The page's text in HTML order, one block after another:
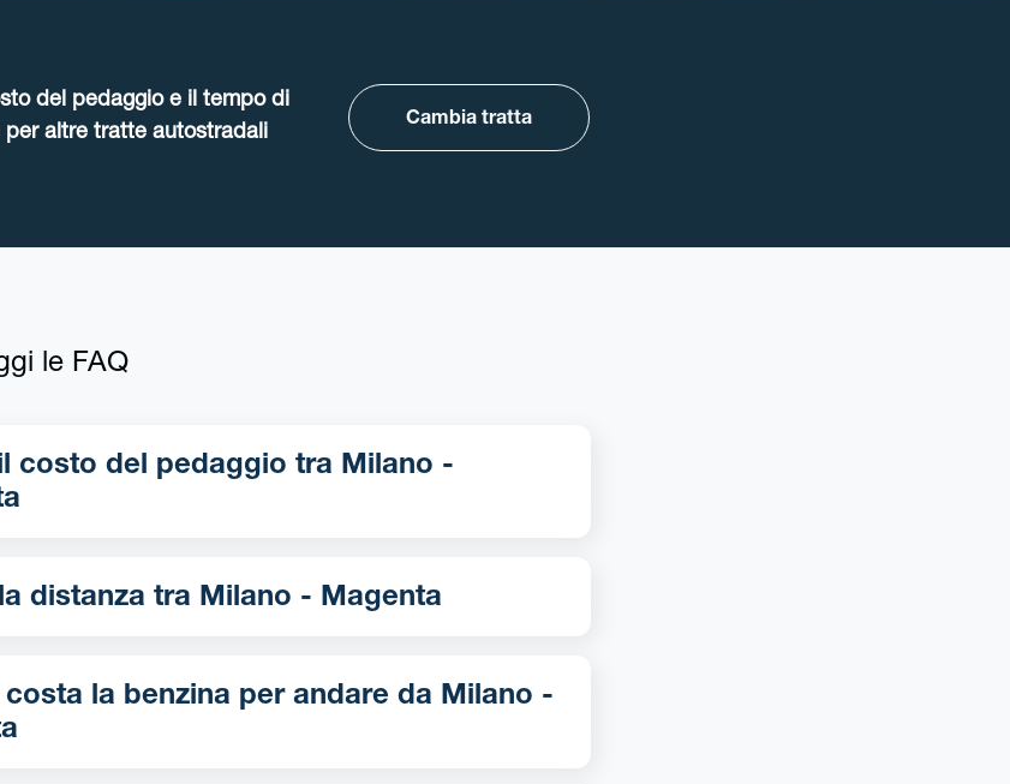
del pedaggio e il tempo di
per altre tratte autostradali
Cambia tratta
le FAQ
del pedaggio tra Milano -
Qual è la distanza tra Milano - Magenta
la benzina per andare da Milano -